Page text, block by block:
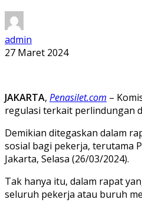
admin
27 Maret 2024
JAKARTA, Penasilet.com –
regulasi terkait perlindungan
Demikian ditegaskan dalam
sosial bagi pekerja, terutama
Jakarta, Selasa (26/03/2024).
Tak hanya itu, dalam rapat
seluruh pekerja atau buruh